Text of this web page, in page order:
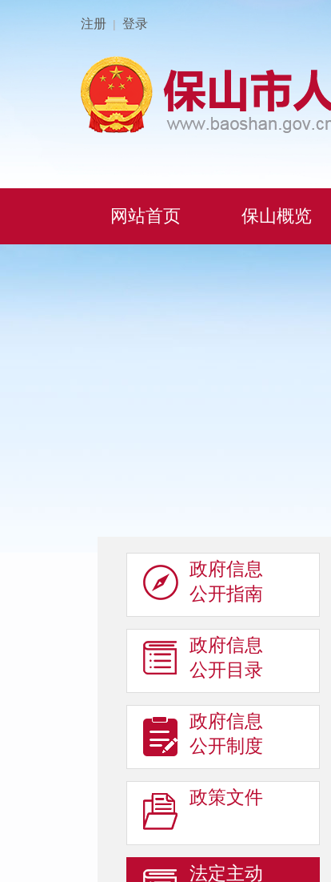
注册 | 登录
网站首页 保山概览
政府信息
公开指南
政府信息
公开目录
政府信息
公开制度
政策文件
法定主动